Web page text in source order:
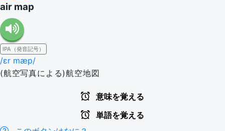
air map
IPA（発音記号）
/ɛr mæp/
(航空写真による)航空地図
意味を覚える
単語を覚える